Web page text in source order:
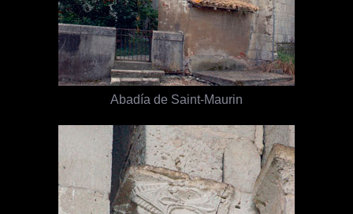
Abadía de Saint-Maurin